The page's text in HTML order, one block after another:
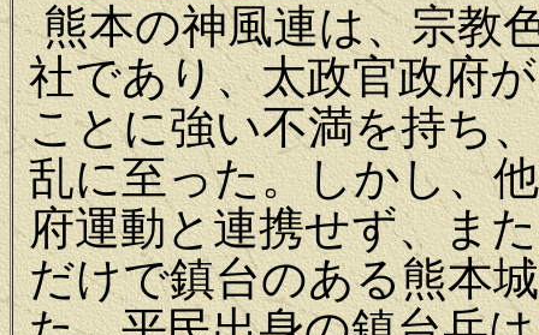
熊本の神風連は、宗教
社であり、太政官政府
ことに強い不満を持ち
乱に至った。しかし、
府運動と連携せず、ま
だけで鎮台のある熊本